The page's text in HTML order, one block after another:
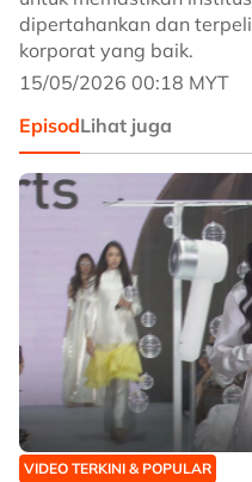
dipertahankan dan
korporat yang baik.
15/05/2026 00:18 MYT
EpisodLihat juga
VIDEO TERKINI & POPULAR